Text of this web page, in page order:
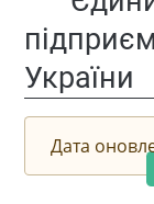
України
Дата